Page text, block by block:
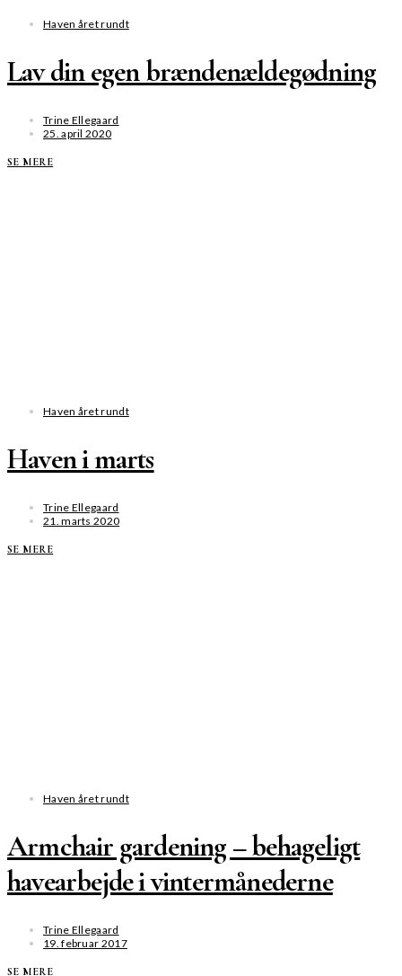
Haven året rundt
Lav din egen brændenældegødning
Trine Ellegaard
25. april 2020
SE MERE
Haven året rundt
Haven i marts
Trine Ellegaard
21. marts 2020
SE MERE
Haven året rundt
Armchair gardening – behageligt
havearbejde i vintermånederne
Trine Ellegaard
19. februar 2017
SE MERE